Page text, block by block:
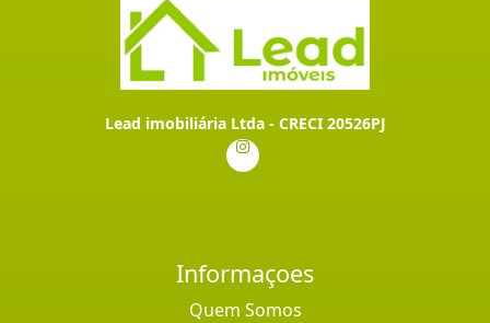
Lead imobiliária Ltda - CRECI 20526PJ
Informaçoes
Quem Somos